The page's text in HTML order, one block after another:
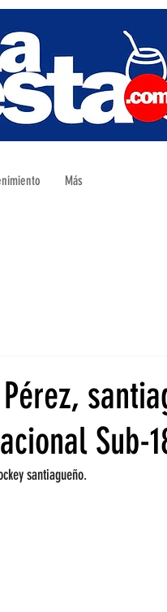
Más
Sub-
santiagueño.